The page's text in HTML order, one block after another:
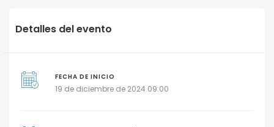
Detalles del evento
FECHA DE INICIO
19 de diciembre de 2024 09:00